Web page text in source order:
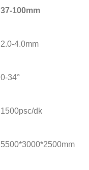
37-100mm
2.0-4.0mm
0-34°
1500psc/dk
5500*3000*2500mm